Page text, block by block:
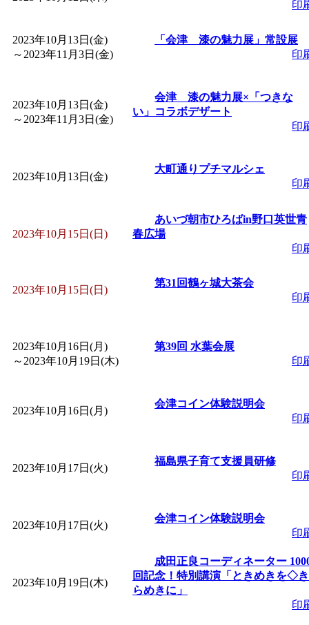
間：2026/08/10～2026/
「赤ちゃん交流広場
間：2026/08/10～
「みなづる号乗車体
de 健康づくり」」 受
堂島地区歴史ウオ
す」 受付期間：～
みなづる号乗車体
」
「皆鶴姫のこびる塾
「みなづる号乗車体
de 健康づくり」」 受
印
2023年10月13日(金)
～ 2023年11月3日(金)
「会津 漆の魅力展」常設展
印
2023年10月13日(金)
～ 2023年11月3日(金)
会津 漆の魅力展×「つきな
い」コラボデザート
印
2023年10月13日(金)
大町通りプチマルシェ
印
2023年10月15日(日)
あいづ朝市ひろばin野口英世青
春広場
印
2023年10月15日(日)
第31回鶴ヶ城大茶会
印
2023年10月16日(月)
～ 2023年10月19日(木)
第39回 水葉会展
印
2023年10月16日(月)
会津コイン体験説明会
印
2023年10月17日(火)
福島県子育て支援員研修
印
2023年10月17日(火)
会津コイン体験説明会
印
2023年10月19日(木)
成田正良コーディネーター
回記念！特別講演「ときめきを◇き
らめきに」
印